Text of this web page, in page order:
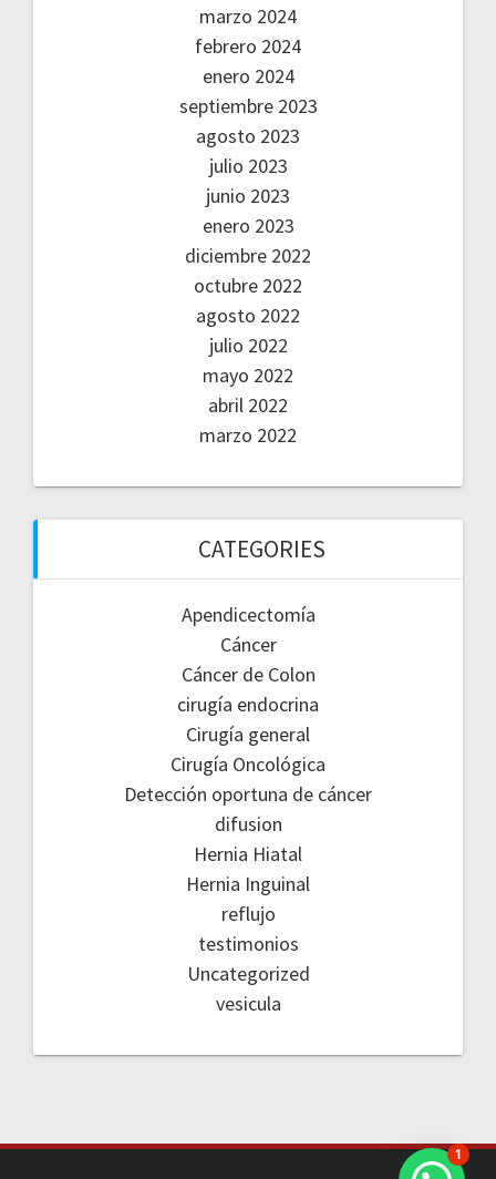
marzo 2024
febrero 2024
enero 2024
septiembre 2023
agosto 2023
julio 2023
junio 2023
enero 2023
diciembre 2022
octubre 2022
agosto 2022
julio 2022
mayo 2022
abril 2022
marzo 2022
CATEGORIES
Apendicectomía
Cáncer
Cáncer de Colon
cirugía endocrina
Cirugía general
Cirugía Oncológica
Detección oportuna de cáncer
difusion
Hernia Hiatal
Hernia Inguinal
reflujo
testimonios
Uncategorized
vesicula
1